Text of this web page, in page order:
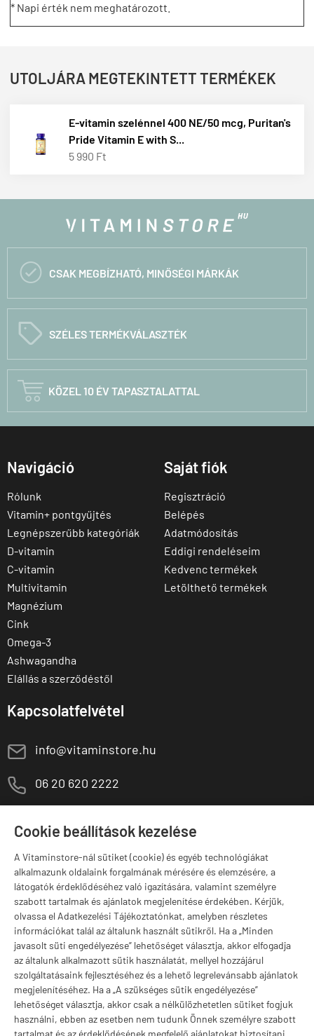
Cookie beállítások kezelése
A Vitaminstore-nál sütiket (cookie) és egyéb technológiákat
alkalmazunk oldalaink forgalmának mérésére és elemzésére, a
látogatók érdeklődéséhez való igazítására, valamint személyre
szabott tartalmak és ajánlatok megjelenítése érdekében. Kérjük,
olvassa el Adatkezelési Tájékoztatónkat, amelyben részletes
információkat talál az általunk használt sütikről. Ha a „Minden
javasolt süti engedélyezése” lehetőséget választja, akkor elfogadja
az általunk alkalmazott sütik használatát, mellyel hozzájárul
szolgáltatásaink fejlesztéséhez és a lehető legrelevánsabb ajánlatok
megjelenítéséhez. Ha a „A szükséges sütik engedélyezése”
lehetőséget választja, akkor csak a nélkülözhetetlen sütiket fogjuk
használni, ebben az esetben nem tudunk Önnek személyre szabott
tartalmat és az érdeklődésének megfelelő ajánlatokat biztosítani.
* Napi érték nem meghatározott.
UTOLJÁRA MEGTEKINTETT TERMÉKEK
E-vitamin szelénnel 400 NE/50 mcg, Puritan's
Pride Vitamin E with S...
5 990 Ft
 CSAK MEGBÍZHATÓ, MINŐSÉGI MÁRKÁK
C SZÉLES TERMÉKVÁLASZTÉK
 KÖZEL 10 ÉV TAPASZTALATTAL
Navigáció
Rólunk
Vitamin+ pontgyűjtés
Legnépszerűbb kategóriák
D-vitamin
C-vitamin
Multivitamin
Magnézium
Cink
Omega-3
Ashwagandha
Elállás a szerződéstől
Saját fiók
Regisztráció
Belépés
Adatmódosítás
Eddigi rendeléseim
Kedvenc termékek
Letölthető termékek
Kapcsolatfelvétel
E info@vitaminstore.hu
M 06 20 620 2222
Szugló u. 83-85.
Márkák
Valuta választás